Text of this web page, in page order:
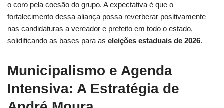
o coro pela coesão do grupo. A expectativa é que o
fortalecimento dessa aliança possa reverberar positivamente
nas candidaturas a vereador e prefeito em todo o estado,
solidificando as bases para as eleições estaduais de 2026.
Municipalismo e Agenda
Intensiva: A Estratégia de